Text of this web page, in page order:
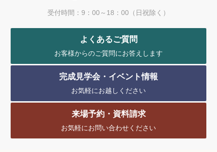
受付時間：9：00～18：00（日祝除く）
よくあるご質問
お客様からのご質問にお答えします
完成見学会・イベント情報
お気軽にお越しください
来場予約・資料請求
お気軽にお問い合わせください